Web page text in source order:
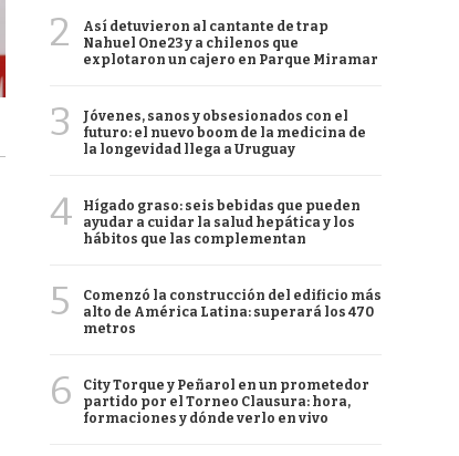
2
Así detuvieron al cantante de trap
Nahuel One23 y a chilenos que
explotaron un cajero en Parque Miramar
3
Jóvenes, sanos y obsesionados con el
futuro: el nuevo boom de la medicina de
la longevidad llega a Uruguay
4
Hígado graso: seis bebidas que pueden
ayudar a cuidar la salud hepática y los
hábitos que las complementan
5
Comenzó la construcción del edificio más
alto de América Latina: superará los 470
metros
6
City Torque y Peñarol en un prometedor
partido por el Torneo Clausura: hora,
formaciones y dónde verlo en vivo